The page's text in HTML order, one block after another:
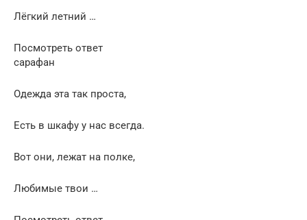
Лёгкий летний …
Посмотреть ответ
сарафан
Одежда эта так проста,
Есть в шкафу у нас всегда.
Вот они, лежат на полке,
Любимые твои …